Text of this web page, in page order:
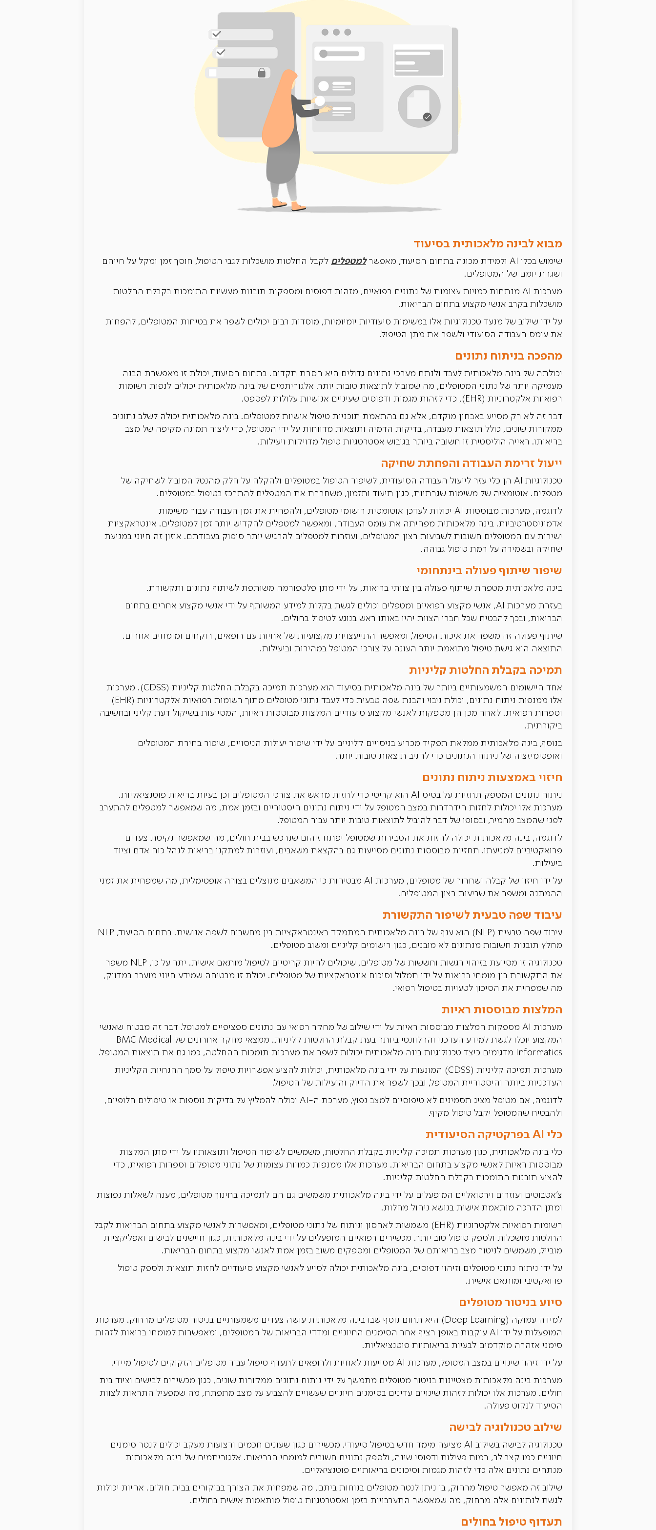
מבוא לבינה מלאכותית בסיעוד
שימוש בכלי AI ולמידת מכונה בתחום הסיעוד, מאפשר למטפלים לקבל החלטות מושכלות לגבי הטיפול, חוסך זמן ומקל על חייהם
ושגרת יומם של המטופלים.
מערכות AI מנתחות כמויות עצומות של נתונים רפואיים, מזהות דפוסים ומספקות תובנות מעשיות התומכות בקבלת החלטות
מושכלות בקרב אנשי מקצוע בתחום הבריאות.
על ידי שילוב של מנעד טכנולוגיות אלו במשימות סיעודיות יומיומיות, מוסדות רבים יכולים לשפר את בטיחות המטופלים, להפחית
את עומס העבודה הסיעודי ולשפר את מתן הטיפול.
מהפכה בניתוח נתונים
יכולתה של בינה מלאכותית לעבד ולנתח מערכי נתונים גדולים היא חסרת תקדים. בתחום הסיעוד, יכולת זו מאפשרת הבנה
מעמיקה יותר של נתוני המטופלים, מה שמוביל לתוצאות טובות יותר. אלגוריתמים של בינה מלאכותית יכולים לנפות רשומות
רפואיות אלקטרוניות (EHR), כדי לזהות מגמות ודפוסים שעיניים אנושיות עלולות לפספס.
דבר זה לא רק מסייע באבחון מוקדם, אלא גם בהתאמת תוכניות טיפול אישיות למטופלים. בינה מלאכותית יכולה לשלב נתונים
ממקורות שונים, כולל תוצאות מעבדה, בדיקות הדמיה ותוצאות מדווחות על ידי המטופל, כדי ליצור תמונה מקיפה של מצב
בריאותו. ראייה הוליסטית זו חשובה ביותר בגיבוש אסטרטגיות טיפול מדויקות ויעילות.
ייעול זרימת העבודה והפחתת שחיקה
טכנולוגיות AI הן כלי עזר לייעול העבודה הסיעודית, לשיפור הטיפול במטופלים ולהקלה על חלק מהנטל המוביל לשחיקה של
מטפלים. אוטומציה של משימות שגרתיות, כגון תיעוד ותזמון, משחררת את המטפלים להתרכז בטיפול במטופלים.
לדוגמה, מערכות מבוססות AI יכולות לעדכן אוטומטית רישומי מטופלים, ולהפחית את זמן העבודה עבור משימות
אדמיניסטרטיביות. בינה מלאכותית מפחיתה את עומס העבודה, ומאפשר למטפלים להקדיש יותר זמן למטופלים. אינטראקציות
ישירות עם המטופלים חשובות לשביעות רצון המטופלים, ועוזרות למטפלים להרגיש יותר סיפוק בעבודתם. איזון זה חיוני במניעת
שחיקה ובשמירה על רמת טיפול גבוהה.
שיפור שיתוף פעולה בינתחומי
בינה מלאכותית מטפחת שיתוף פעולה בין צוותי בריאות, על ידי מתן פלטפורמה משותפת לשיתוף נתונים ותקשורת.
בעזרת מערכות AI, אנשי מקצוע רפואיים ומטפלים יכולים לגשת בקלות למידע המשותף על ידי אנשי מקצוע אחרים בתחום
הבריאות, ובכך להבטיח שכל חברי הצוות יהיו באותו ראש בנוגע לטיפול בחולים.
שיתוף פעולה זה משפר את איכות הטיפול, ומאפשר התייעצויות מקצועיות של אחיות עם רופאים, רוקחים ומומחים אחרים.
התוצאה היא גישת טיפול מתואמת יותר העונה על צורכי המטופל במהירות וביעילות.
תמיכה בקבלת החלטות קליניות
אחד היישומים המשמעותיים ביותר של בינה מלאכותית בסיעוד הוא מערכות תמיכה בקבלת החלטות קליניות (CDSS). מערכות
אלו ממנפות ניתוח נתונים, יכולת ניבוי והבנת שפה טבעית כדי לעבד נתוני מטופלים מתוך רשומות רפואיות אלקטרוניות (EHR)
וספרות רפואית. לאחר מכן הן מספקות לאנשי מקצוע סיעודיים המלצות מבוססות ראיות, המסייעות בשיקול דעת קליני ובחשיבה
ביקורתית.
בנוסף, בינה מלאכותית ממלאת תפקיד מכריע בניסויים קליניים על ידי שיפור יעילות הניסויים, שיפור בחירת המטופלים
ואופטימיזציה של ניתוח הנתונים כדי להניב תוצאות טובות יותר.
חיזוי באמצעות ניתוח נתונים
ניתוח נתונים המספק תחזיות על בסיס AI הוא קריטי כדי לחזות מראש את צורכי המטופלים וכן בעיות בריאות פוטנציאליות.
מערכות אלו יכולות לחזות הידרדרות במצב המטופל על ידי ניתוח נתונים היסטוריים ובזמן אמת, מה שמאפשר למטפלים להתערב
לפני שהמצב מחמיר, ובסופו של דבר להוביל לתוצאות טובות יותר עבור המטופל.
לדוגמה, בינה מלאכותית יכולה לחזות את הסבירות שמטופל יפתח זיהום שנרכש בבית חולים, מה שמאפשר נקיטת צעדים
פרואקטיביים למניעתו. תחזיות מבוססות נתונים מסייעות גם בהקצאת משאבים, ועוזרות למתקני בריאות לנהל כוח אדם וציוד
ביעילות.
על ידי חיזוי של קבלה ושחרור של מטופלים, מערכות AI מבטיחות כי המשאבים מנוצלים בצורה אופטימלית, מה שמפחית את זמני
ההמתנה ומשפר את שביעות רצון המטופלים.
עיבוד שפה טבעית לשיפור התקשורת
עיבוד שפה טבעית (NLP) הוא ענף של בינה מלאכותית המתמקד באינטראקציות בין מחשבים לשפה אנושית. בתחום הסיעוד, NLP
מחלץ תובנות חשובות מנתונים לא מובנים, כגון רישומים קליניים ומשוב מטופלים.
טכנולוגיה זו מסייעת בזיהוי רגשות וחששות של מטופלים, שיכולים להיות קריטיים לטיפול מותאם אישית. יתר על כן, NLP משפר
את התקשורת בין מומחי בריאות על ידי תמלול וסיכום אינטראקציות של מטופלים. יכולת זו מבטיחה שמידע חיוני מועבר במדויק,
מה שמפחית את הסיכון לטעויות בטיפול רפואי.
המלצות מבוססות ראיות
מערכות AI מספקות המלצות מבוססות ראיות על ידי שילוב של מחקר רפואי עם נתונים ספציפיים למטופל. דבר זה מבטיח שאנשי
המקצוע יוכלו לגשת למידע העדכני והרלוונטי ביותר בעת קבלת החלטות קליניות. ממצאי מחקר אחרונים של BMC Medical
Informatics מדגימים כיצד טכנולוגיות בינה מלאכותית יכולות לשפר את מערכות תומכות ההחלטה, כמו גם את תוצאות המטופל.
מערכות תמיכה קליניות (CDSS) המונעות על ידי בינה מלאכותית, יכולות להציע אפשרויות טיפול על סמך ההנחיות הקליניות
העדכניות ביותר והיסטוריית המטופל, ובכך לשפר את הדיוק והיעילות של הטיפול.
לדוגמה, אם מטופל מציג תסמינים לא טיפוסיים למצב נפוץ, מערכת ה-AI יכולה להמליץ ​​על בדיקות נוספות או טיפולים חלופיים,
ולהבטיח שהמטופל יקבל טיפול מקיף.
כלי AI בפרקטיקה הסיעודית
כלי בינה מלאכותית, כגון מערכות תמיכה קליניות בקבלת החלטות, משמשים לשיפור הטיפול ותוצאותיו על ידי מתן המלצות
מבוססות ראיות לאנשי מקצוע בתחום הבריאות. מערכות אלו ממנפות כמויות עצומות של נתוני מטופלים וספרות רפואית, כדי
להציע תובנות התומכות בקבלת החלטות קליניות.
צ'אטבוטים ועוזרים וירטואליים המופעלים על ידי בינה מלאכותית משמשים גם הם לתמיכה בחינוך מטופלים, מענה לשאלות נפוצות
ומתן הדרכה מותאמת אישית בנושא ניהול מחלות.
רשומות רפואיות אלקטרוניות (EHR) משמשות לאחסון וניתוח של נתוני מטופלים, ומאפשרות לאנשי מקצוע בתחום הבריאות לקבל
החלטות מושכלות ולספק טיפול טוב יותר. מכשירים רפואיים המופעלים על ידי בינה מלאכותית, כגון חיישנים לבישים ואפליקציות
מובייל, משמשים לניטור מצב בריאותם של המטופלים ומספקים משוב בזמן אמת לאנשי מקצוע בתחום הבריאות.
על ידי ניתוח נתוני מטופלים וזיהוי דפוסים, בינה מלאכותית יכולה לסייע לאנשי מקצוע סיעודיים לחזות תוצאות ולספק טיפול
פרואקטיבי ומותאם אישית.
סיוע בניטור מטופלים
למידה עמוקה (Deep Learning) היא תחום נוסף שבו בינה מלאכותית עושה צעדים משמעותיים בניטור מטופלים מרחוק. מערכות
המופעלות על ידי AI עוקבות באופן רציף אחר הסימנים החיוניים ומדדי הבריאות של המטופלים, ומאפשרות למומחי בריאות לזהות
סימני אזהרה מוקדמים לבעיות בריאותיות פוטנציאליות.
על ידי זיהוי שינויים במצב המטופל, מערכות AI מסייעות לאחיות ולרופאים לתעדף טיפול עבור מטופלים הזקוקים לטיפול מיידי.
מערכות בינה מלאכותית מצטיינות בניטור מטופלים מתמשך על ידי ניתוח נתונים ממקורות שונים, כגון מכשירים לבישים וציוד בית
חולים. מערכות אלו יכולות לזהות שינויים עדינים בסימנים חיוניים שעשויים להצביע על מצב מתפתח, מה שמפעיל התראות לצוות
הסיעוד לנקוט פעולה.
שילוב טכנולוגיה לבישה
טכנולוגיה לבישה בשילוב AI מציעה מימד חדש בטיפול סיעודי. מכשירים כגון שעונים חכמים ורצועות מעקב יכולים לנטר סימנים
חיוניים כמו קצב לב, רמות פעילות ודפוסי שינה, ולספק נתונים חשובים למומחי הבריאות. אלגוריתמים של בינה מלאכותית
מנתחים נתונים אלה כדי לזהות מגמות וסיכונים בריאותיים פוטנציאליים.
שילוב זה מאפשר טיפול מרחוק, בו ניתן לנטר מטופלים בנוחות ביתם, מה שמפחית את הצורך בביקורים בבית חולים. אחיות יכולות
לגשת לנתונים אלה מרחוק, מה שמאפשר התערבויות בזמן ואסטרטגיות טיפול מותאמות אישית בחולים.
תעדוף טיפול בחולים